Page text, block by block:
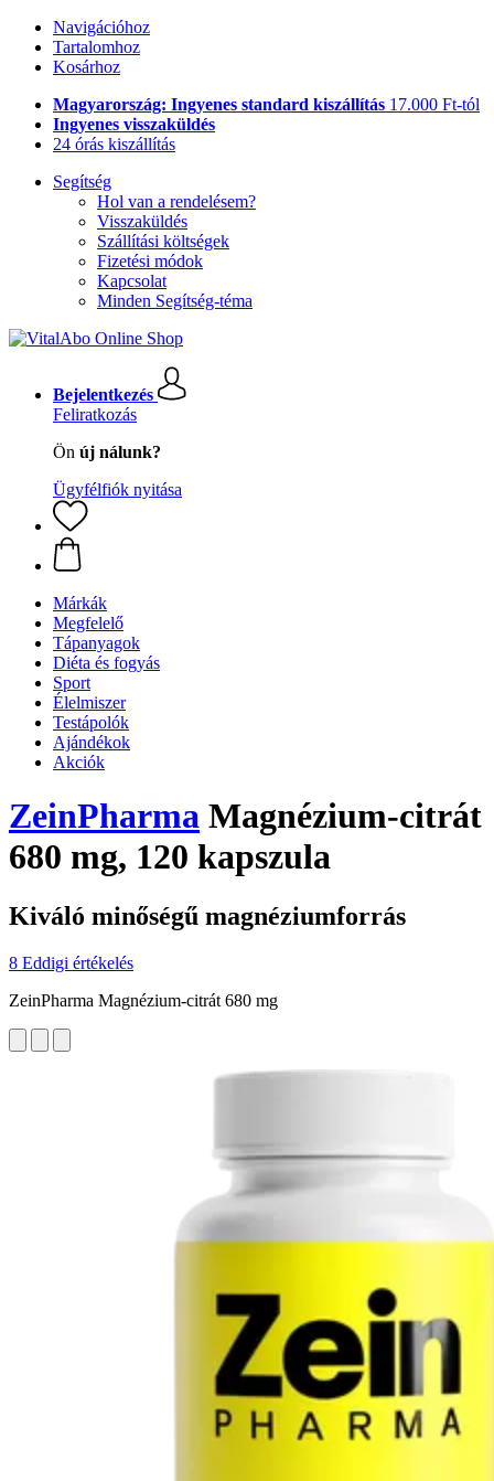
Navigációhoz
Tartalomhoz
Kosárhoz
Magyarország: Ingyenes standard kiszállítás 17.000 Ft-tól
Ingyenes visszaküldés
24 órás kiszállítás
Segítség
Hol van a rendelésem?
Visszaküldés
Szállítási költségek
Fizetési módok
Kapcsolat
Minden Segítség-téma
Bejelentkezés
Feliratkozás
Ön új nálunk?
Ügyfélfiók nyitása
Márkák
Megfelelő
Tápanyagok
Diéta és fogyás
Sport
Élelmiszer
Testápolók
Ajándékok
Akciók
ZeinPharma Magnézium-citrát
680 mg, 120 kapszula
Kiváló minőségű magnéziumforrás
8 Eddigi értékelés
ZeinPharma Magnézium-citrát 680 mg